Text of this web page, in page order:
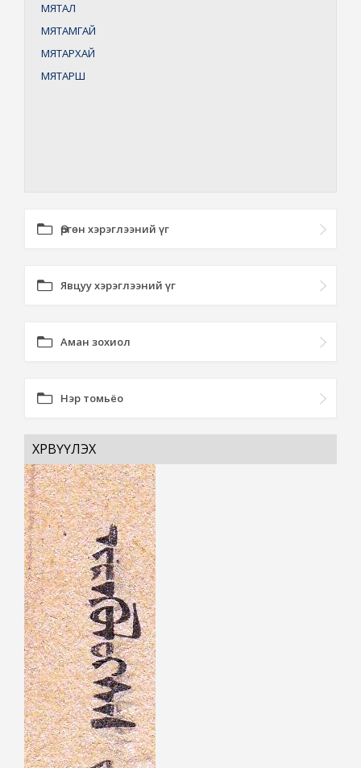
МЯТАЛ
МЯТАМГАЙ
МЯТАРХАЙ
МЯТАРШ
Өргөн хэрэглээний үг
Явцуу хэрэглээний үг
Аман зохиол
Нэр томьёо
ХӨРВҮҮЛЭХ